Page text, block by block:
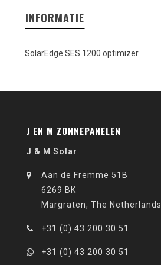
INFORMATIE
SolarEdge SES 1200 optimizer
J EN M ZONNEPANELEN
J & M Solar
Aan de Fremme 51B
6269 BK
Margraten, The Netherlands
+31 (0) 43 200 30 51
+31 (0) 43 200 30 51